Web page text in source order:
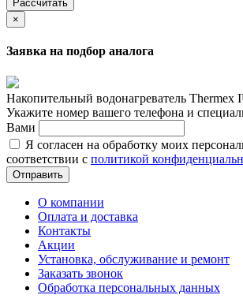
Рассчитать
×
Заявка на подбор аналога
Накопительный водонагреватель Thermex
Укажите номер вашего телефона и
Вами
Я согласен на обработку моих
соответствии с политикой
Отправить
О компании
Оплата и доставка
Контакты
Акции
Установка, обслуживание и ремонт
Заказать звонок
Обработка персональных данных